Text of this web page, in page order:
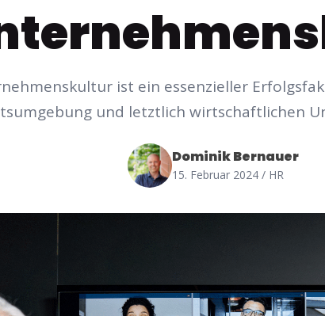
ist ein essenzieller
und letztlich wirtschaftlichen
Dominik Bernauer
15. Februar 2024 / HR